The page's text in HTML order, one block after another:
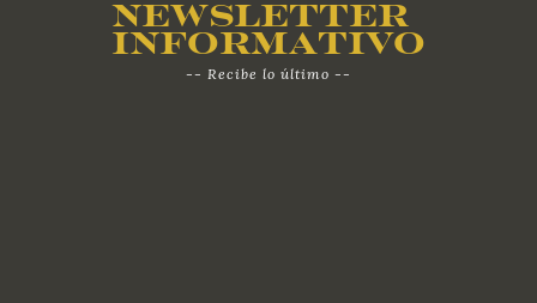
Newsletter
Informativo
-- Recibe lo último --